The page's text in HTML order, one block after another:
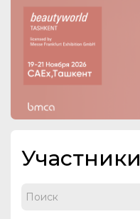
Участники
Посетителям
Организаторам